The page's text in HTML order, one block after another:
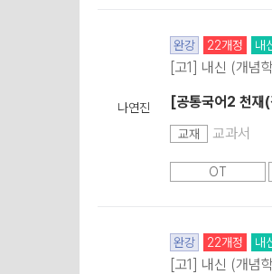
나연진
완강 22개정 내
[고1] 내신 (개념
[공통국어2 천재
교재 교과서
OT
완강 22개정 내
[고1] 내신 (개념